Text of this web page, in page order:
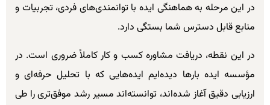
در این مرحله به هماهنگی ایده با توانمندی‌های فردی، تجربیات و
منابع قابل دسترس شما بستگی دارد.
در این نقطه، دریافت مشاوره کسب و کار کاملاً ضروری است. در
مؤسسه ایده بارها دیده‌ایم ایده‌هایی که با تحلیل حرفه‌ای و
ارزیابی دقیق آغاز شده‌اند، توانسته‌اند مسیر رشد موفق‌تری را طی